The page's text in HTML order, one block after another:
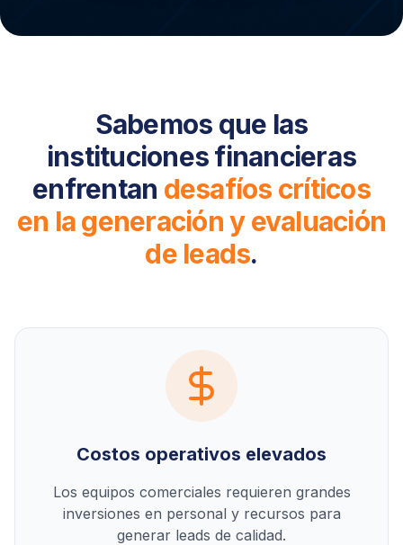
Sabemos que las
instituciones financieras
enfrentan desafíos críticos
en la generación y evaluación
de leads.
Costos operativos elevados
Los equipos comerciales requieren grandes
inversiones en personal y recursos para
generar leads de calidad.